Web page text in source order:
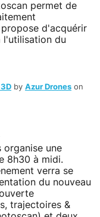
permet de
d'acquérir
l'utilisation du
by Azur Drones on
organise une
8h30 à midi.
verra se
du nouveau
trajectoires &